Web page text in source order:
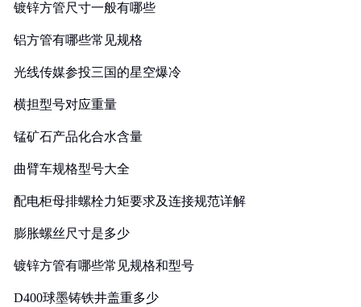
镀锌方管尺寸一般有哪些
铝方管有哪些常见规格
光线传媒参投三国的星空爆冷
横担型号对应重量
锰矿石产品化合水含量
曲臂车规格型号大全
配电柜母排螺栓力矩要求及连接规范详解
膨胀螺丝尺寸是多少
镀锌方管有哪些常见规格和型号
D400球墨铸铁井盖重多少